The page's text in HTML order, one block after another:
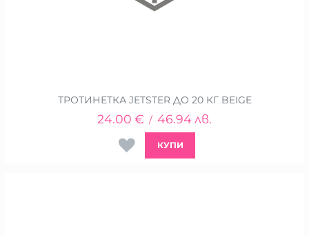
ТРОТИНЕТКА JETSTER ДО 20 КГ BEIGE
24.00 € / 46.94лв.
КУПИ